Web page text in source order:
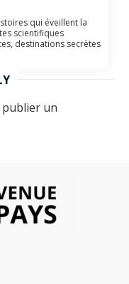
qui éveillent la
scientifiques
destinations secrètes
un